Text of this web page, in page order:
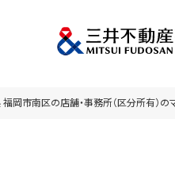
岡市南区の店舗・事務所（区分所有）の